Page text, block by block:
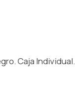
Caja Individual.